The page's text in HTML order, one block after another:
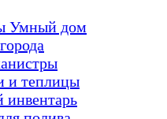
Умный дом
и теплицы
инвентарь